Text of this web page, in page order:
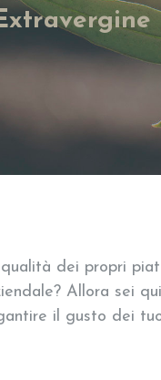
dei propri
Allora sei
il gusto dei